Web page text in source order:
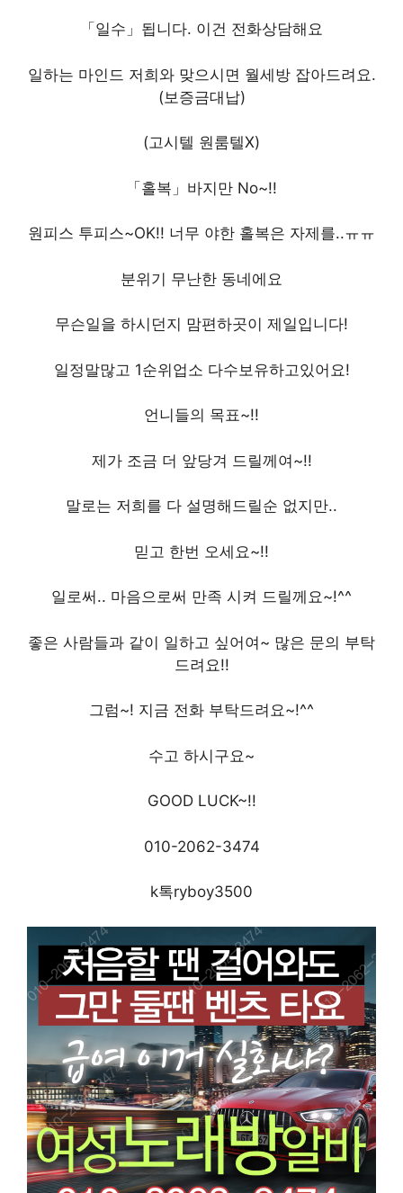
「일수」됩니다. 이건 전화상담해요
일하는 마인드 저희와 맞으시면 월세방 잡아드려요.
(보증금대납)
(고시텔 원룸텔X)
「홀복」바지만 No~!!
원피스 투피스~OK!! 너무 야한 홀복은 자제를..ㅠㅠ
분위기 무난한 동네에요
무슨일을 하시던지 맘편하곳이 제일입니다!
일정말많고 1순위업소 다수보유하고있어요!
언니들의 목표~!!
제가 조금 더 앞당겨 드릴께여~!!
말로는 저희를 다 설명해드릴순 없지만..
믿고 한번 오세요~!!
일로써.. 마음으로써 만족 시켜 드릴께요~!^^
좋은 사람들과 같이 일하고 싶어여~ 많은 문의 부탁
드려요!!
그럼~! 지금 전화 부탁드려요~!^^
수고 하시구요~
GOOD LUCK~!!
010-2062-3474
k톡ryboy3500